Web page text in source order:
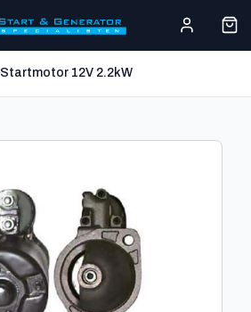
Startmotor 12V 2.2kW